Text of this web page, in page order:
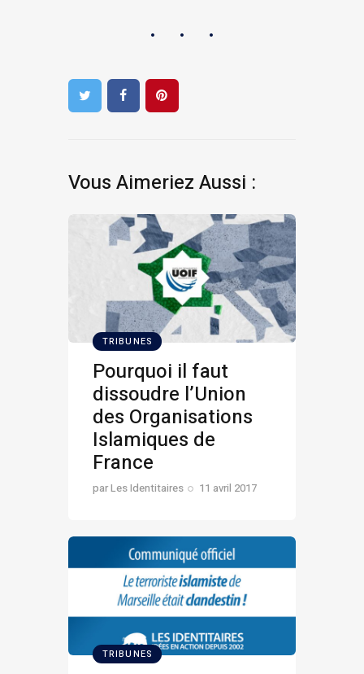
Vous Aimeriez Aussi :
TRIBUNES
Pourquoi il faut
dissoudre l’Union
des Organisations
Islamiques de
France
parLes Identitaires 11 avril 2017
TRIBUNES